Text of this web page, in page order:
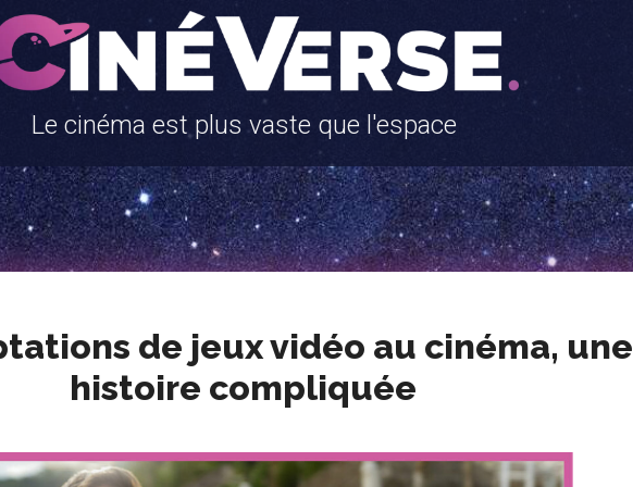
Le cinéma est plus vaste que l'espace
de jeux vidéo au cinéma, une
histoire compliquée